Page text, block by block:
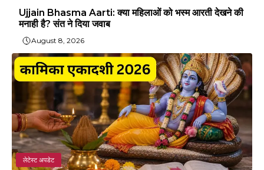
Ujjain Bhasma Aarti: क्या महिलाओं को भस्म आरती देखने की
मनाही है? संत ने दिया जवाब
August 8, 2026
लेटेस्ट अपडेट